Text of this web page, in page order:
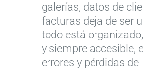
galerías, datos de
facturas deja de ser
todo está
y siempre accesible,
errores y pérdidas de